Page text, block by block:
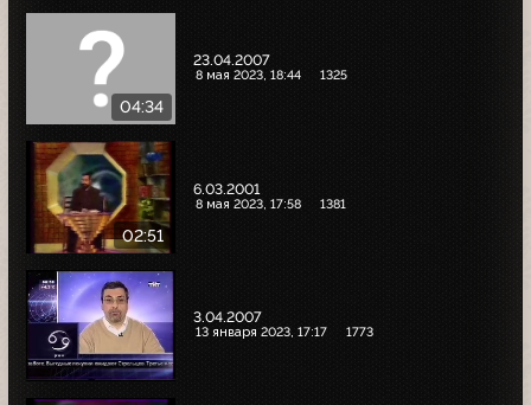
04:34
23.04.2007
8 мая 2023, 18:44 1325
02:51
6.03.2001
8 мая 2023, 17:58 1381
3.04.2007
13 января 2023, 17:17 1773